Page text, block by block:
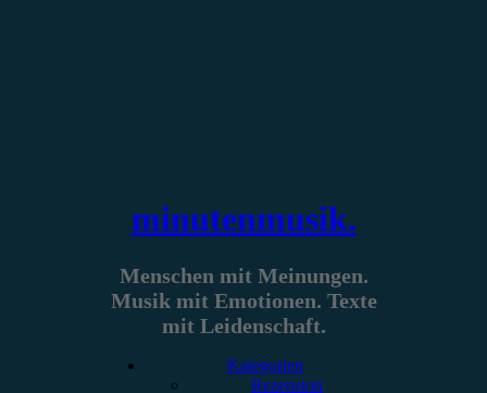
minutenmusik.
Menschen mit Meinungen.
Musik mit Emotionen. Texte
mit Leidenschaft.
Kategorien
Rezension